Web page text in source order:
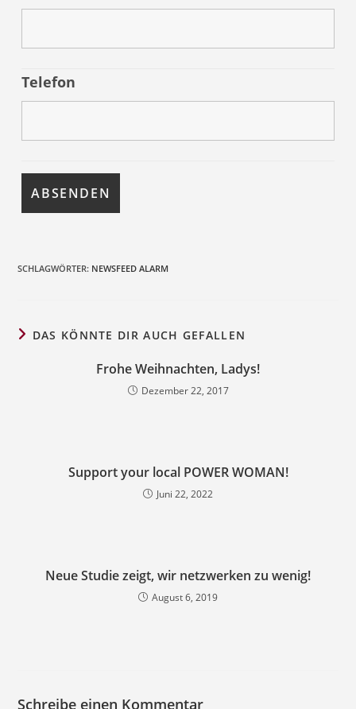
Telefon
SCHLAGWÖRTER: NEWSFEED ALARM
DAS KÖNNTE DIR AUCH GEFALLEN
Frohe Weihnachten, Ladys!
Dezember 22, 2017
Support your local POWER WOMAN!
Juni 22, 2022
Neue Studie zeigt, wir netzwerken zu wenig!
August 6, 2019
Schreibe einen Kommentar